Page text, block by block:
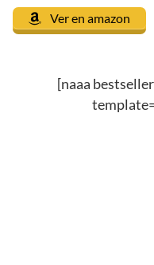
Ver en amazon
[naaa